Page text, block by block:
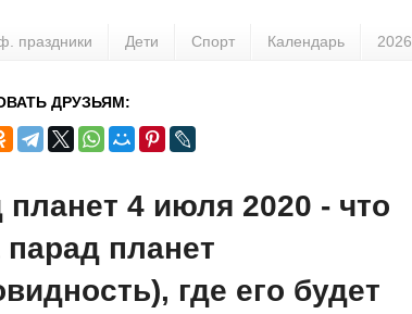
праздники Дети Спорт Календарь 2026
ДРУЗЬЯМ:
планет 4 июля 2020 - что
парад планет
где его будет